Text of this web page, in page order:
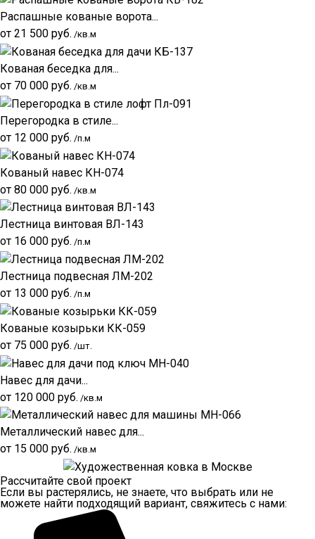
Распашные кованые ворота...
от 21 500 руб. /кв.м
Кованая беседка для...
от 70 000 руб. /кв.м
Перегородка в стиле...
от 12 000 руб. /п.м
Кованый навес КН-074
от 80 000 руб. /кв.м
Лестница винтовая ВЛ-143
от 16 000 руб. /п.м
Лестница подвесная ЛМ-202
от 13 000 руб. /п.м
Кованые козырьки КК-059
от 75 000 руб. /шт.
Навес для дачи...
от 120 000 руб. /кв.м
Металлический навес для...
от 15 000 руб. /кв.м
Рассчитайте свой проект
Если вы растерялись, не знаете, что выбрать или не
можете найти подходящий вариант, свяжитесь с нами: